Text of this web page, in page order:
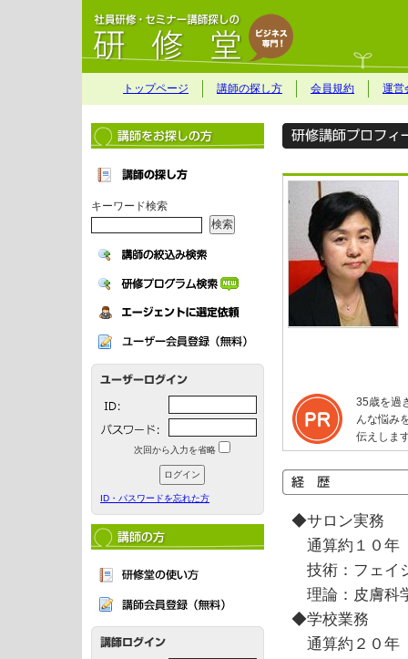
トップページ 講師の探し方 会員規約 運営
キーワード検索
次回から入力を省略
ID・パスワードを忘れた方
35歳を過
んな悩み
伝えしま
◆サロン実務
通算約１０年
技術：フェイ
理論：皮膚科
◆学校業務
通算約２０年